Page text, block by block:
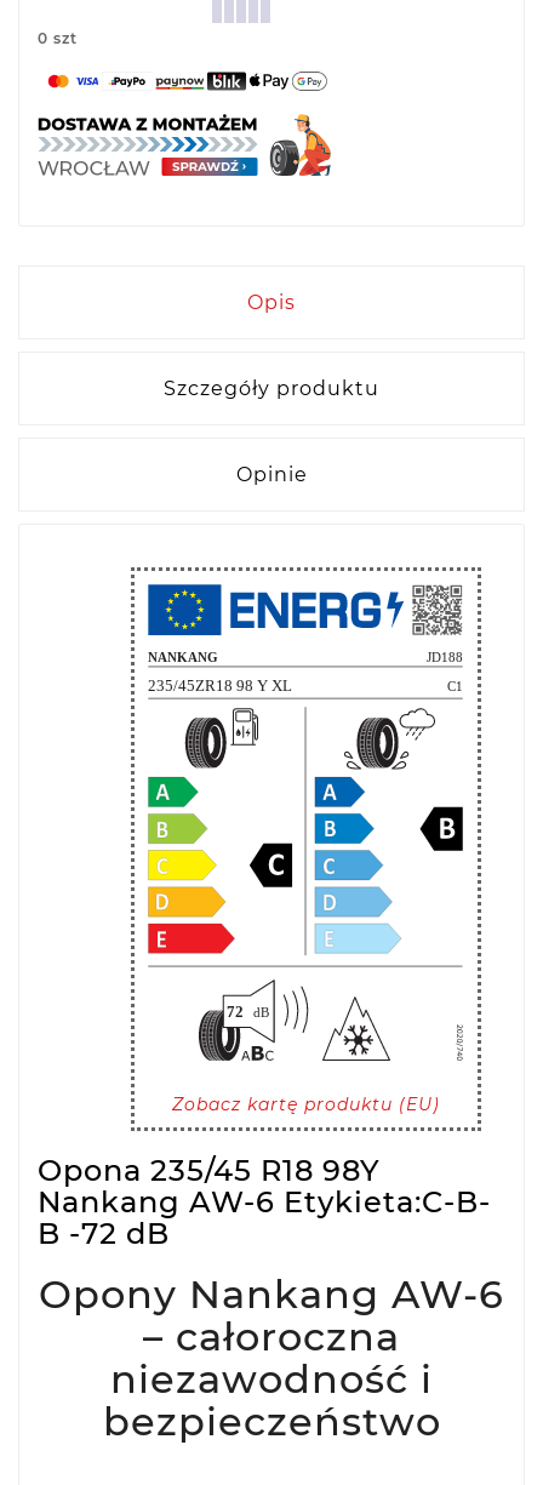
0 szt
Opis
Szczegóły produktu
Opinie
Zobacz kartę produktu (EU)
Opona 235/45 R18 98Y
Nankang AW-6 Etykieta:C-B-
B -72 dB
Opony Nankang AW-6
– całoroczna
niezawodność i
bezpieczeństwo